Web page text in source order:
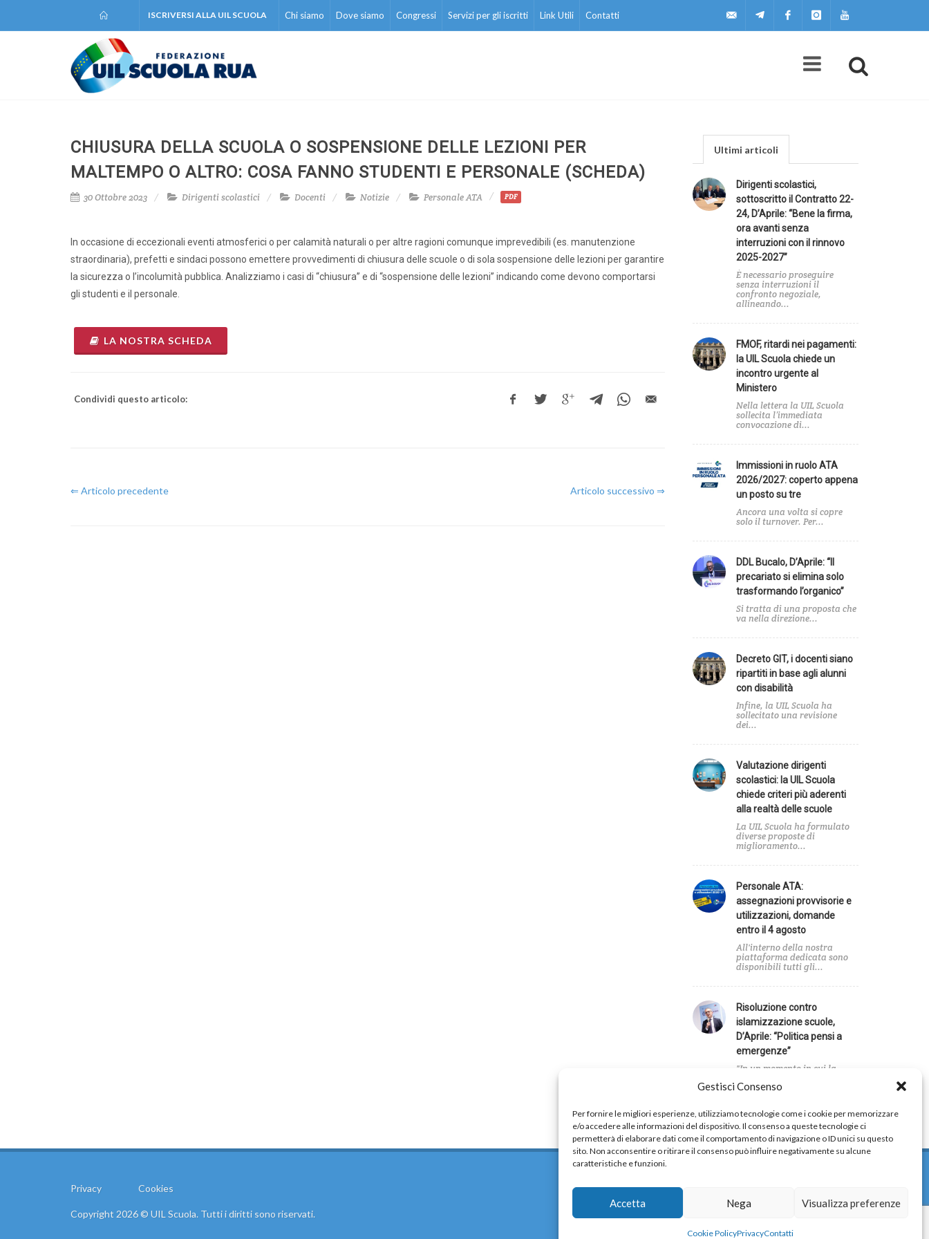
Gestisci Consenso
Per fornire le migliori esperienze, utilizziamo tecnologie come i cookie per memorizzare
e/o accedere alle informazioni del dispositivo. Il consenso a queste tecnologie ci
permetterà di elaborare dati come il comportamento di navigazione o ID unici su questo
sito. Non acconsentire o ritirare il consenso può influire negativamente su alcune
caratteristiche e funzioni.
Accetta Nega Visualizza preferenze
Cookie PolicyPrivacyContatti
ISCRIVERSI ALLA UIL SCUOLA Chi siamo Dove siamo Congressi Servizi per gli iscritti Link Utili Contatti
CHIUSURA DELLA SCUOLA O SOSPENSIONE DELLE LEZIONI PER
MALTEMPO O ALTRO: COSA FANNO STUDENTI E PERSONALE (SCHEDA)
30 Ottobre 2023 Dirigenti scolastici Docenti Notizie Personale ATA PDF
In occasione di eccezionali eventi atmosferici o per calamità naturali o per altre ragioni comunque imprevedibili (es. manutenzione
straordinaria), prefetti e sindaci possono emettere provvedimenti di chiusura delle scuole o di sola sospensione delle lezioni per garantire
la sicurezza o l’incolumità pubblica. Analizziamo i casi di “chiusura” e di “sospensione delle lezioni” indicando come devono comportarsi
gli studenti e il personale.
LA NOSTRA SCHEDA
Condividi questo articolo:
⇐ Articolo precedente Articolo successivo ⇒
Ultimi articoli
Dirigenti scolastici,
sottoscritto il Contratto 22-
24, D’Aprile: “Bene la firma,
ora avanti senza
interruzioni con il rinnovo
2025-2027”
È necessario proseguire
senza interruzioni il
confronto negoziale,
allineando...
FMOF, ritardi nei pagamenti:
la UIL Scuola chiede un
incontro urgente al
Ministero
Nella lettera la UIL Scuola
sollecita l’immediata
convocazione di...
Immissioni in ruolo ATA
2026/2027: coperto appena
un posto su tre
Ancora una volta si copre
solo il turnover. Per...
DDL Bucalo, D’Aprile: “Il
precariato si elimina solo
trasformando l’organico”
Si tratta di una proposta che
va nella direzione...
Decreto GIT, i docenti siano
ripartiti in base agli alunni
con disabilità
Infine, la UIL Scuola ha
sollecitato una revisione
dei...
Valutazione dirigenti
scolastici: la UIL Scuola
chiede criteri più aderenti
alla realtà delle scuole
La UIL Scuola ha formulato
diverse proposte di
miglioramento...
Personale ATA:
assegnazioni provvisorie e
utilizzazioni, domande
entro il 4 agosto
All'interno della nostra
piattaforma dedicata sono
disponibili tutti gli...
Risoluzione contro
islamizzazione scuole,
D’Aprile: “Politica pensi a
emergenze”
"In un momento in cui la
concentrarsi...
Privacy Cookies
Copyright 2026 © UIL Scuola. Tutti i diritti sono riservati.